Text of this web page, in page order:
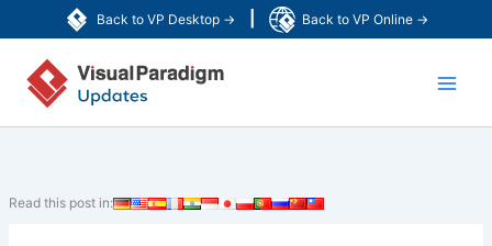
Back to VP Desktop → Back to VP Online →
tới
dung
Read this post in: